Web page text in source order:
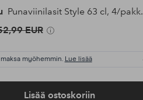
Punaviinilasit Style 63 cl, 4/pakk.
EUR
myöhemmin. Lue lisää
Lisää ostoskoriin